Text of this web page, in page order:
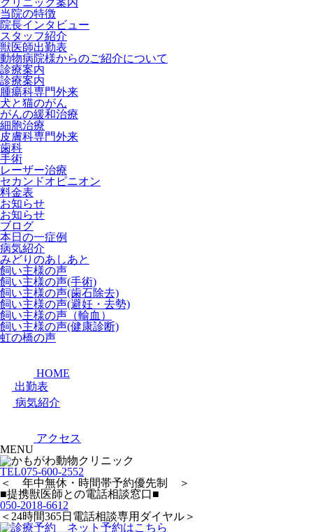
クリニック案内
当院の特徴
院長インタビュー
スタッフ紹介
獣医師出勤表
動物病院様からのご紹介について
診療案内
診療案内
腫瘍科専門外来
犬と猫のがん
がんの緩和治療
細胞治療
皮膚科専門外来
歯科
手術
レーザー治療
セカンドオピニオン
料金表
お知らせ
お知らせ
ブログ
本日の一症例
病気紹介
みどりのあしあと
飼い主様の声
飼い主様の声(手術)
飼い主様の声(歯石除去)
飼い主様の声(避妊・去勢)
飼い主様の声（輸血）
飼い主様の声(健康診断)
虹の橋の声
HOME
出勤表
病気紹介
アクセス
MENU
TEL075-600-2552
＜ 年中無休・時間帯予約優先制 ＞
■提携獣医師との電話相談窓口■
050-2018-6612
＜24時間365日電話相談専用ダイヤル＞